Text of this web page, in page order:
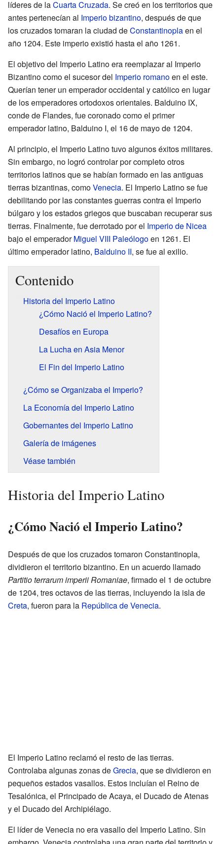
líderes de laCuarta Cruzada. Se creó en los territorios que
antes pertenecían al Imperio bizantino, después de que
los cruzados tomaran la ciudad deConstantinoplaen el
año 1204. Este imperio existió hasta el año 1261.
El objetivo del Imperio Latino era reemplazar al Imperio
Bizantino como el sucesor del Imperio romanoen el este.
Querían tener un emperador occidental y católico en lugar
de los emperadores ortodoxos orientales. Balduino IX,
conde de Flandes, fue coronado como el primer
emperador latino, Balduino I, el 16 de mayo de 1204.
Al principio, el Imperio Latino tuvo algunos éxitos militares.
Sin embargo, no logró controlar por completo otros
territorios latinos que se habían formado en las antiguas
tierras bizantinas, comoVenecia. El Imperio Latino se fue
debilitando por las constantes guerras contra el Imperio
búlgaro y los estados griegos que buscaban recuperar sus
tierras. Finalmente, fue derrotado por el Imperio de Nicea
bajo el emperadorMiguel VIII Paleólogoen 1261. El
último emperador latino, Balduino II, se fue al exilio.
Contenido
Historia del Imperio Latino
¿Cómo Nació el Imperio Latino?
Desafíos en Europa
La Lucha en Asia Menor
El Fin del Imperio Latino
¿Cómo se Organizaba el Imperio?
La Economía del Imperio Latino
Gobernantes del Imperio Latino
Galería de imágenes
Véase también
Historia del Imperio Latino
¿Cómo Nació el Imperio Latino?
Después de que los cruzados tomaron Constantinopla,
dividieron el territorio bizantino. En un acuerdo llamado
Partitio terrarum imperii Romaniae, firmado el 1 de octubre
de 1204, tres octavos de las tierras, incluyendo la isla de
Creta, fueron para la República de Venecia.
El Imperio Latino reclamó el resto de las tierras.
Controlaba algunas zonas deGrecia, que se dividieron en
pequeños estados vasallos. Estos incluían el Reino de
Tesalónica, el Principado de Acaya, el Ducado de Atenas
y el Ducado del Archipiélago.
El líder de Venecia no era vasallo del Imperio Latino. Sin